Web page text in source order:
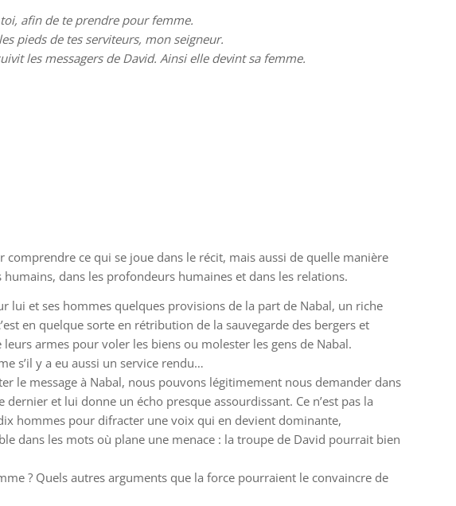
afin de te prendre pour femme.
pieds de tes serviteurs, mon seigneur.
les messagers de David. Ainsi elle devint sa femme.
ce qui se joue dans le récit, mais aussi de quelle manière
dans les profondeurs humaines et dans les relations.
et ses hommes quelques provisions de la part de Nabal, un riche
en quelque sorte en rétribution de la sauvegarde des bergers et
armes pour voler les biens ou molester les gens de Nabal.
s’il y a eu aussi un service rendu…
le message à Nabal, nous pouvons légitimement nous demander dans
et lui donne un écho presque assourdissant. Ce n’est pas la
hommes pour difracter une voix qui en devient dominante,
dans les mots où plane une menace : la troupe de David pourrait bien
? Quels autres arguments que la force pourraient le convaincre de